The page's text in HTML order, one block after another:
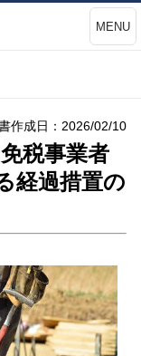
MENU
作成日：2026/02/10
税事業者
経過措置の